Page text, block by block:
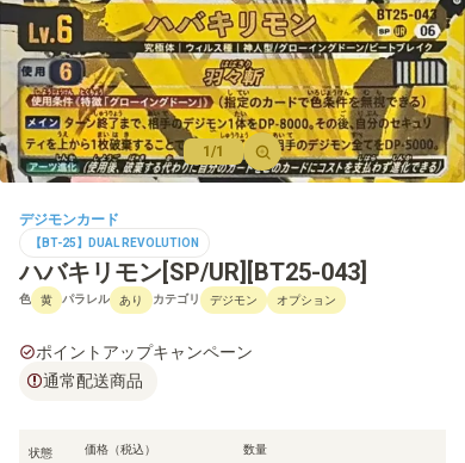
【BT-18】エレメントサクセサー
【BT-17】シークレットクライシス
【BT-16】BEGINNING OBSERVER
【BT-14】BLAST ACE
【BT-13】VSロイヤルナイツ
【BT-11】ディメンショナルフェイズ
1/1
デジモンカード
【BT-25】DUAL REVOLUTION
ハバキリモン[SP/UR][BT25-043]
色 黄 パラレル あり カテゴリ デジモン オプション
ポイントアップキャンペーン
通常配送商品
状態 価格（税込） 数量